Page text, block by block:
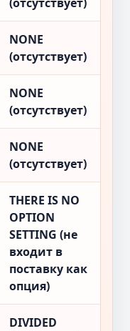
NONE
(отсутствует)
NONE
(отсутствует)
NONE
(отсутствует)
THERE IS NO
OPTION
SETTING (не
входит в
поставку как
опция)
DIVIDED